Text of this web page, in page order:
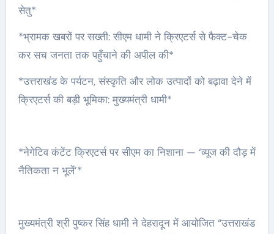
सेतु*
*भ्रामक खबरों पर सख्ती: सीएम धामी ने क्रिएटर्स से फैक्ट-चेक
कर सच जनता तक पहुँचाने की अपील की*
*उत्तराखंड के पर्यटन, संस्कृति और लोक उत्पादों को बढ़ावा देने में
क्रिएटर्स की बड़ी भूमिका: मुख्यमंत्री धामी*
*नेगेटिव कंटेंट क्रिएटर्स पर सीएम का निशाना — ‘व्यूज की दौड़ में
नैतिकता न भूलें’*
मुख्यमंत्री श्री पुष्कर सिंह धामी ने देहरादून में आयोजित “उत्तराखंड